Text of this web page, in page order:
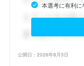
本選考に有利に
公開日：2026年8月3日